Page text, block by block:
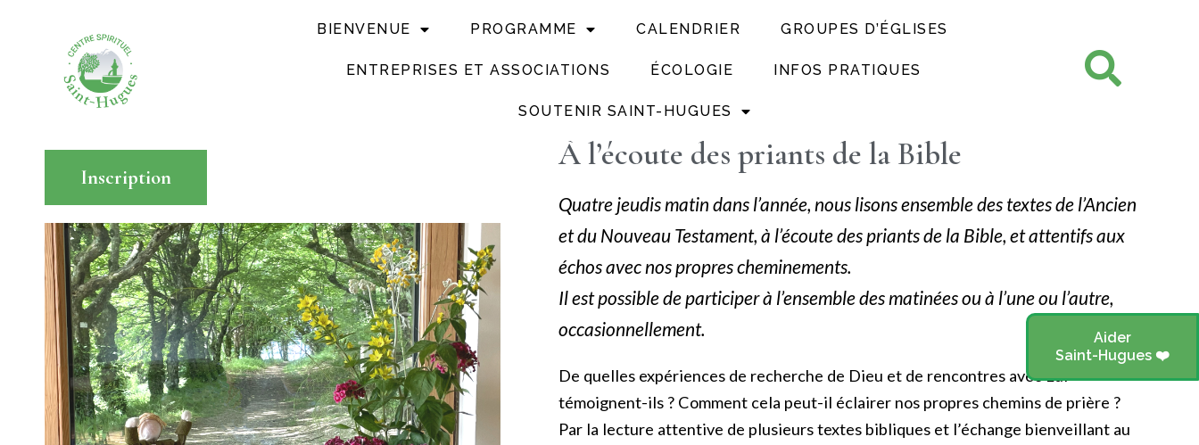
BIENVENUE PROGRAMME CALENDRIER GROUPES D’ÉGLISES
ENTREPRISES ET ASSOCIATIONS ÉCOLOGIE INFOS PRATIQUES
SOUTENIR SAINT-HUGUES
Aider
Saint-Hugues ❤️
Inscription
À l’écoute des priants de la Bible
Quatre jeudis matin dans l’année, nous lisons ensemble des textes de l’Ancien
et du Nouveau Testament, à l’écoute des priants de la Bible, et attentifs aux
échos avec nos propres cheminements.
Il est possible de participer à l’ensemble des matinées ou à l’une ou l’autre,
occasionnellement.
De quelles expériences de recherche de Dieu et de rencontres avec Lui
témoignent-ils ? Comment cela peut-il éclairer nos propres chemins de prière ?
Par la lecture attentive de plusieurs textes bibliques et l’échange bienveillant au